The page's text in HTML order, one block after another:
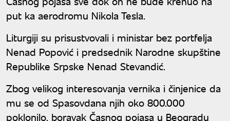
put ka aerodromu Nikola Tesla.
Liturgiji su prisustvovali i ministar bez portfelja
Nenad Popović i predsednik Narodne skupštine
Republike Srpske Nenad Stevandić.
Zbog velikog interesovanja vernika i činjenice da
mu se od Spasovdana njih oko 800.000
poklonilo, boravak Časnog pojasa u Beogradu